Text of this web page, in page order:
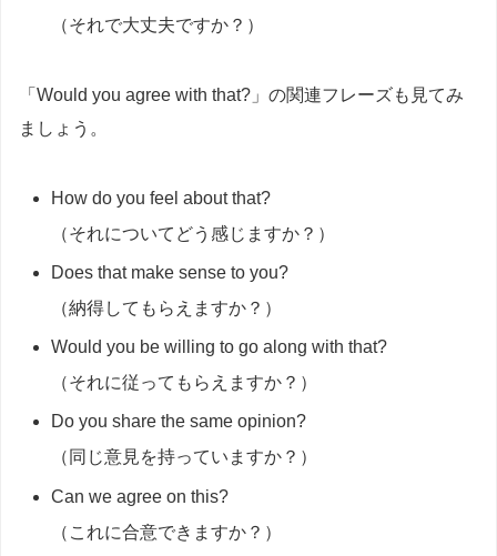
（それで大丈夫ですか？）
「Would you agree with that?」の関連フレーズも見てみ
ましょう。
How do you feel about that?
（それについてどう感じますか？）
Does that make sense to you?
（納得してもらえますか？）
Would you be willing to go along with that?
（それに従ってもらえますか？）
Do you share the same opinion?
（同じ意見を持っていますか？）
Can we agree on this?
（これに合意できますか？）